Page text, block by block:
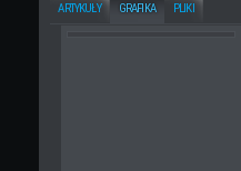
ARTYKUŁY GRAFIKA PLIKI